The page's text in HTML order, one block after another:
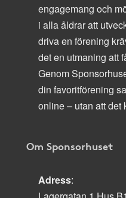
engagemang och
i alla åldrar att
driva en förening
det en utmaning att
Genom
din favoritförening
online – utan att det
Om Sponsorhuset
Adress: